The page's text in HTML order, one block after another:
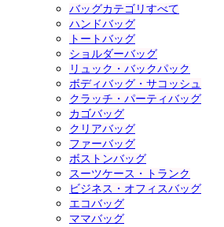
バッグカテゴリすべて
ハンドバッグ
トートバッグ
ショルダーバッグ
リュック・バックパック
ボディバッグ・サコッシュ
クラッチ・パーティバッグ
カゴバッグ
クリアバッグ
ファーバッグ
ボストンバッグ
スーツケース・トランク
ビジネス・オフィスバッグ
エコバッグ
ママバッグ